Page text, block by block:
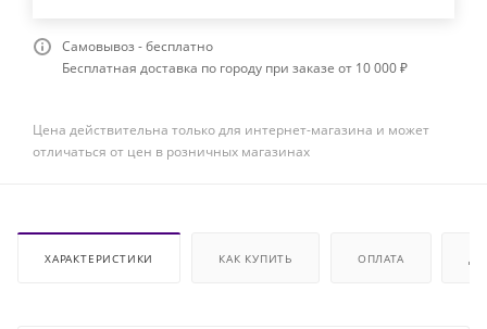
Самовывоз - бесплатно
Бесплатная доставка по городу при заказе от 10 000 ₽
Цена действительна только для интернет-магазина и может
отличаться от цен в розничных магазинах
ХАРАКТЕРИСТИКИ КАК КУПИТЬ ОПЛАТА